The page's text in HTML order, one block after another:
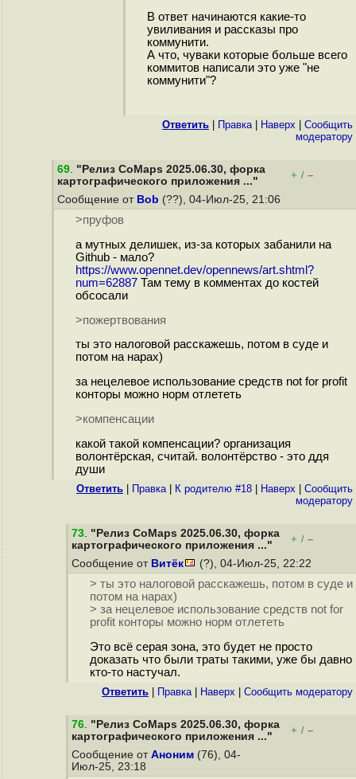
В ответ начинаются какие-то
увиливания и рассказы про
коммунити.
А что, чуваки которые больше всего
коммитов написали это уже "не
коммунити"?
Ответить Правка| Наверх
Cообщить
модератору
69. "Релиз CoMaps 2025.06.30, форка
картографического приложения ..."
+ / –
Сообщение от Bob (??), 04-Июл-25, 21:06
>пруфов
а мутных делишек, из-за которых забанили на
Github - мало?
https://www.opennet.dev/opennews/art.shtml?
num=62887Там тему в комментах до костей
обсосали
>пожертвования
ты это налоговой расскажешь, потом в суде и
потом на нарах)
за нецелевое использование средств not for profit
конторы можно норм отлететь
>компенсации
какой такой компенсации? организация
волонтёрская, считай. волонтёрство - это ддя
души
Ответить Правка| К родителю #18 Наверх
Cообщить
модератору
73. "Релиз CoMaps 2025.06.30, форка
картографического приложения ..."
+ / –
Сообщение от Витёк (?), 04-Июл-25, 22:22
> ты это налоговой расскажешь, потом в суде и
потом на нарах)
> за нецелевое использование средств not for
profit конторы можно норм отлететь
Это всё серая зона, это будет не просто
доказать что были траты такими, уже бы давно
кто-то настучал.
Ответить Правка| Наверх Cообщить модератору
76. "Релиз CoMaps 2025.06.30, форка
картографического приложения ..."
+ / –
Сообщение от Аноним (76), 04-
Июл-25, 23:18